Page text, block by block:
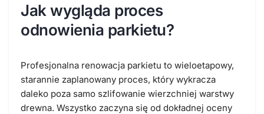
Jak wygląda proces
odnowienia parkietu?
Profesjonalna renowacja parkietu to wieloetapowy,
starannie zaplanowany proces, który wykracza
daleko poza samo szlifowanie wierzchniej warstwy
drewna. Wszystko zaczyna się od dokładnej oceny